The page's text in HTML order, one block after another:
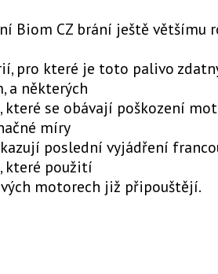
Biom CZ brání ještě většímu
pro které je toto palivo
a některých
se obávají poškození
míry
poslední vyjádření
které použití
motorech již připouštějí.